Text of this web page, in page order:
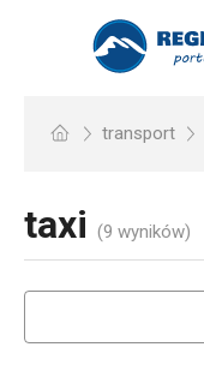
transport
taxi (9 wyników)